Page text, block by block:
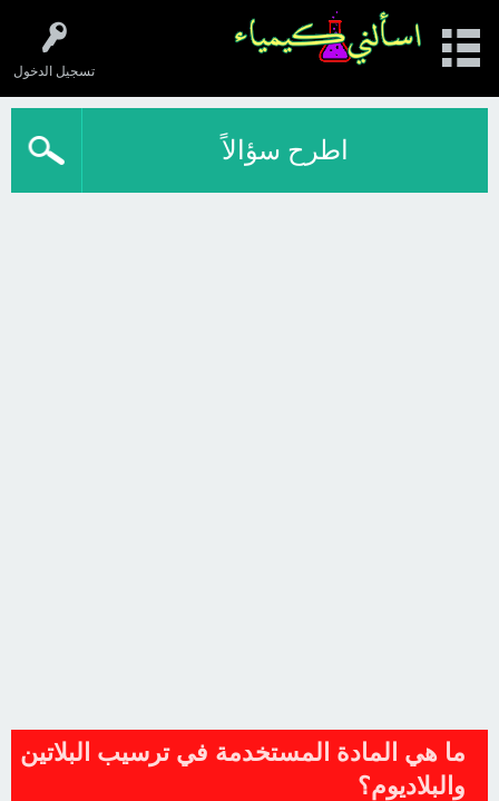
تسجيل الدخول
اطرح سؤالاً
ما هي المادة المستخدمة في ترسيب البلاتين
والبلاديوم؟